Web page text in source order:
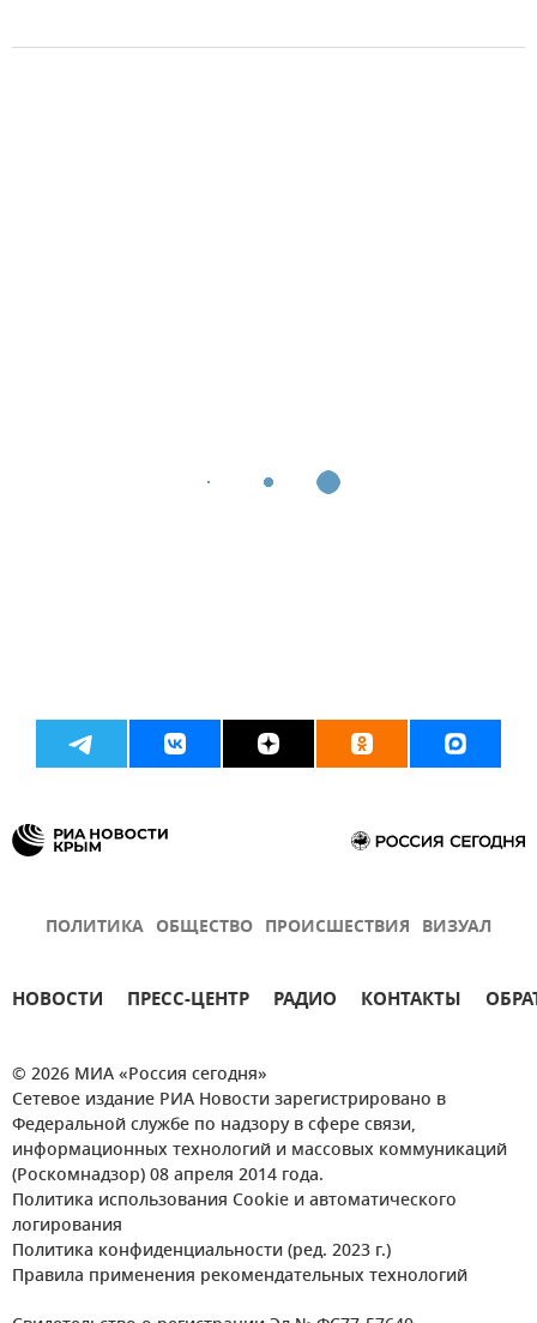
ПОЛИТИКА ОБЩЕСТВО ПРОИСШЕСТВИЯ ВИЗУАЛ
НОВОСТИ ПРЕСС-ЦЕНТР РАДИО КОНТАКТЫ
© 2026 МИА «Россия сегодня»
Сетевое издание РИА Новости зарегистрировано в
Федеральной службе по надзору в сфере связи,
информационных технологий и массовых коммуникаций
(Роскомнадзор) 08 апреля 2014 года.
Политика использования Cookie и автоматического
логирования
Политика конфиденциальности (ред. 2023 г.)
Правила применения рекомендательных технологий